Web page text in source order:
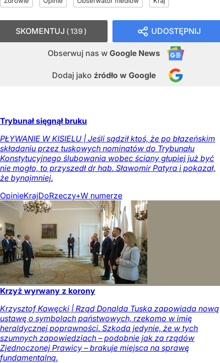
UDOSTĘPNIJ
Obserwuj nas w Google News
Dodaj jako źródło w Google
SKOMENTUJ 139
Trybunał sięgnął bruku
PŁYWANIE W KISIELU | Jeśli sądził ktoś, że po błazeńskim
składaniu przez tuskowych nominatów do Trybunału
Konstytucyjnego ślubowania wobec ściany głupiej już być
nie mogło, to przyszedł dr hab. Sławomir Patyra i pokazał,
że bynajmniej.
OpinieKrajDoRzeczy+W numerze
Krzyż wyrwany z korony
Krzysztof Kawęcki | Rząd Donalda Tuska zapowiada nową
ustawę o symbolach państwowych, rzekomo w imię
heraldycznej poprawności. Szkoda jedynie, że w tych
szumnych zapowiedziach – podobnie jak za rządów
Zjednoczonej Prawicy – brakuje miejsca na sprawę
fundamentalną.